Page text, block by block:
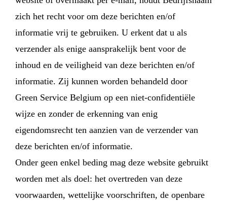
zich het recht voor om deze berichten en/of
informatie vrij te gebruiken. U erkent dat u als
verzender als enige aansprakelijk bent voor de
inhoud en de veiligheid van deze berichten en/of
informatie. Zij kunnen worden behandeld door
Green Service Belgium op een niet-confidentiële
wijze en zonder de erkenning van enig
eigendomsrecht ten aanzien van de verzender van
deze berichten en/of informatie.
Onder geen enkel beding mag deze website gebruikt
worden met als doel: het overtreden van deze
voorwaarden, wettelijke voorschriften, de openbare